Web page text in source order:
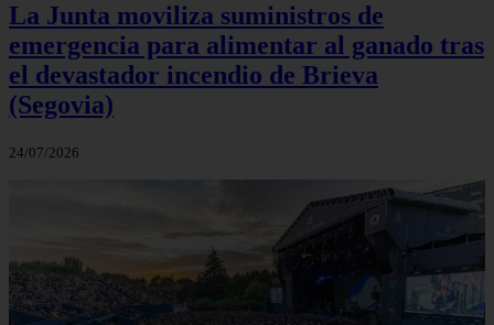
La Junta moviliza suministros de
emergencia para alimentar al ganado tras
el devastador incendio de Brieva
(Segovia)
24/07/2026